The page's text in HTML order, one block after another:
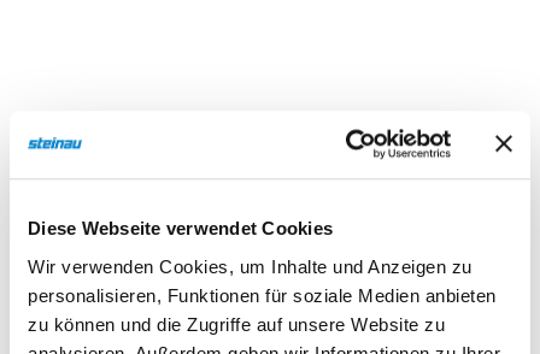
Diese Webseite verwendet Cookies
Wir verwenden Cookies, um Inhalte und Anzeigen zu
personalisieren, Funktionen für soziale Medien anbieten
zu können und die Zugriffe auf unsere Website zu
Beschreibung